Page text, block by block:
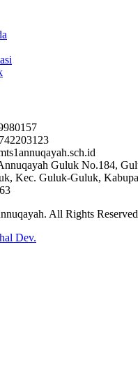
Guluk No.184,
Kec. Guluk-Guluk,
. All Rights
Dev.